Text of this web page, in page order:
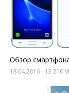
Обзор
18.04.2016- 13 210